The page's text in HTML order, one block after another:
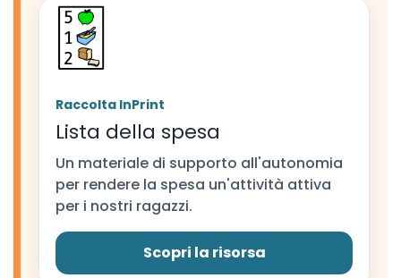
Raccolta InPrint
Lista della spesa
Un materiale di supporto all'autonomia
per rendere la spesa un'attività attiva
per i nostri ragazzi.
Scopri la risorsa